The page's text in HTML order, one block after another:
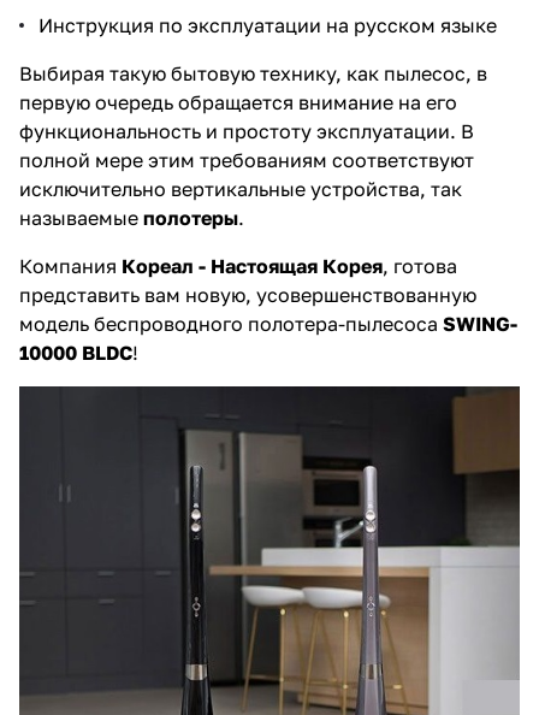
Инструкция по эксплуатации на русском языке
Выбирая такую бытовую технику, как пылесос, в
первую очередь обращается внимание на его
функциональность и простоту эксплуатации. В
полной мере этим требованиям соответствуют
исключительно вертикальные устройства, так
называемые полотеры.
Компания Кореал - Настоящая Корея, готова
представить вам новую, усовершенствованную
модель беспроводного полотера-пылесоса SWING-
10000 BLDC!